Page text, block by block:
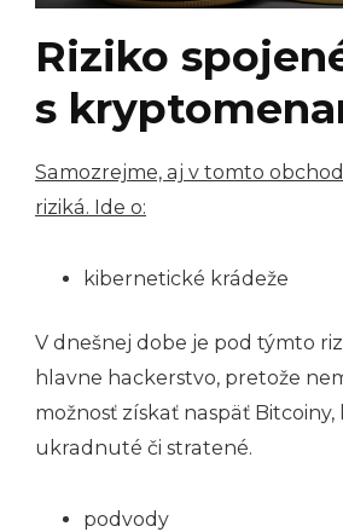
Riziko
s
Samozrejme, aj v tomto
riziká. Ide o:
kibernetické krádeže
V dnešnej dobe je pod týmto
hlavne hackerstvo, pretože
možnosť získať naspäť
ukradnuté či stratené.
podvody